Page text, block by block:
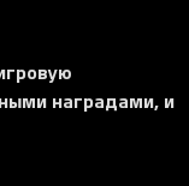
наградами, и